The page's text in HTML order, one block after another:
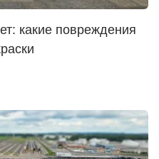
какие повреждения